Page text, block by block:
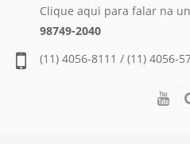
Clique aqui para falar na
98749-2040
(11) 4056-8111 / (11) 4056-